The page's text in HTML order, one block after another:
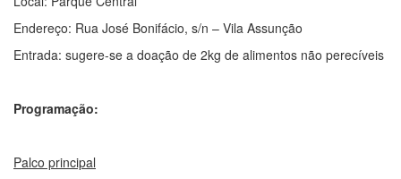
Endereço: Rua José Bonifácio, s/n – Vila Assunção
Entrada: sugere-se a doação de 2kg de alimentos não perecíveis
Programação:
Palco principal